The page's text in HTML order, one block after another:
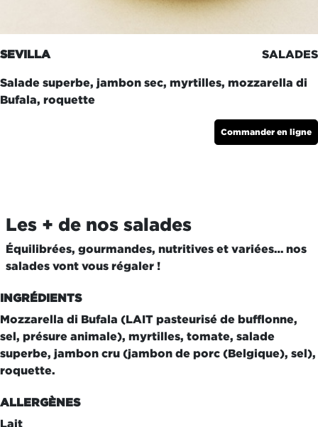
SEVILLA SALADES
Salade superbe, jambon sec, myrtilles, mozzarella di
Bufala, roquette
Commander en ligne
Les + de nos salades
Équilibrées, gourmandes, nutritives et variées… nos
salades vont vous régaler !
INGRÉDIENTS
Mozzarella di Bufala (LAIT pasteurisé de bufflonne,
sel, présure animale), myrtilles, tomate, salade
superbe, jambon cru (jambon de porc (Belgique), sel),
roquette.
ALLERGÈNES
Lait